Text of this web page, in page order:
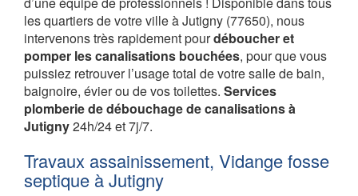
les quartiers de votre ville à Jutigny (77650), nous
intervenons très rapidement pourdéboucher et
pomper les canalisations bouchées, pour que vous
puissiez retrouver l’usage total de votre salle de bain,
baignoire, évier ou de vos toilettes. Services
plomberie de débouchage de canalisations à
Jutigny24h/24 et 7j/7.
Travaux assainissement, Vidange fosse
septique à Jutigny